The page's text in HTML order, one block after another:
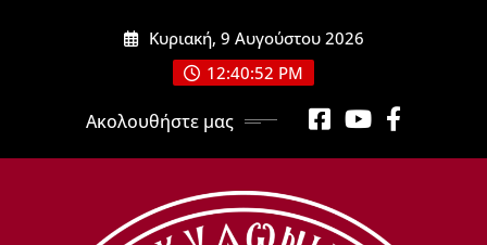
Κυριακή, 9 Αυγούστου 2026
12:40:54 PM
Ακολουθήστε μας